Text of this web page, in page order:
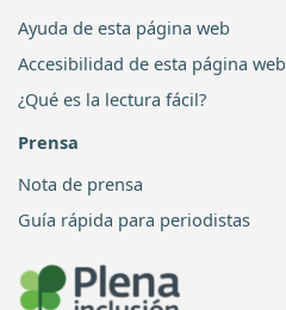
Ayuda de esta página web
Accesibilidad de esta página web
¿Qué es la lectura fácil?
Prensa
Nota de prensa
Guía rápida para periodistas